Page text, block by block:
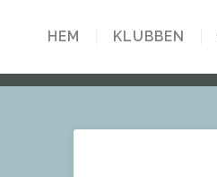
HEM KLUBBEN